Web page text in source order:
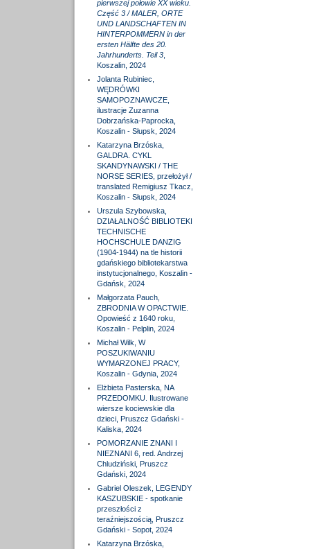
pierwszej połowie XX wieku.
Część 3 / MALER, ORTE
UND LANDSCHAFTEN IN
HINTERPOMMERN in der
ersten Hälfte des 20.
Jahrhunderts. Teil 3,
Koszalin, 2024
Jolanta Rubiniec,
WĘDRÓWKI
SAMOPOZNAWCZE,
ilustracje Zuzanna
Dobrzańska-Paprocka,
Koszalin - Słupsk, 2024
Katarzyna Brzóska,
GALDRA. CYKL
SKANDYNAWSKI / THE
NORSE SERIES, przełożył /
translated Remigiusz Tkacz,
Koszalin - Słupsk, 2024
Urszula Szybowska,
DZIAŁALNOŚĆ BIBLIOTEKI
TECHNISCHE
HOCHSCHULE DANZIG
(1904-1944) na tle historii
gdańskiego bibliotekarstwa
instytucjonalnego, Koszalin -
Gdańsk, 2024
Małgorzata Pauch,
ZBRODNIA W OPACTWIE.
Opowieść z 1640 roku,
Koszalin - Pelplin, 2024
Michał Wilk, W
POSZUKIWANIU
WYMARZONEJ PRACY,
Koszalin - Gdynia, 2024
Elżbieta Pasterska, NA
PRZEDOMKU. Ilustrowane
wiersze kociewskie dla
dzieci, Pruszcz Gdański -
Kaliska, 2024
POMORZANIE ZNANI I
NIEZNANI 6, red. Andrzej
Chludziński, Pruszcz
Gdański, 2024
Gabriel Oleszek, LEGENDY
KASZUBSKIE - spotkanie
przeszłości z
teraźniejszością, Pruszcz
Gdański - Sopot, 2024
Katarzyna Brzóska,